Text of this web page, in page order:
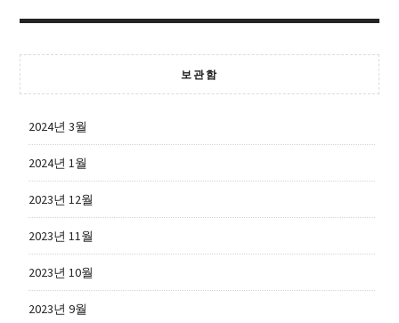
보관함
2024년 3월
2024년 1월
2023년 12월
2023년 11월
2023년 10월
2023년 9월